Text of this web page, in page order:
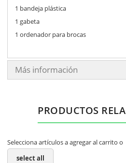
1 bandeja plástica
1 gabeta
1 ordenador para brocas
Más información
PRODUCTOS
Selecciona artículos a agregar al carrito o
select all